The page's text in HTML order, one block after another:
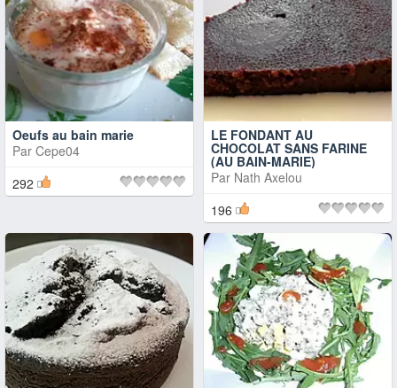
Oeufs au bain marie
Par Cepe04
292
LE FONDANT AU
CHOCOLAT SANS FARINE
(AU BAIN-MARIE)
Par Nath Axelou
196